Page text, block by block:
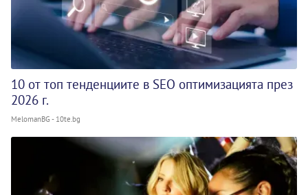
10 от топ тенденциите в SEO оптимизацията през
2026 г.
MelomanBG - 10te.bg